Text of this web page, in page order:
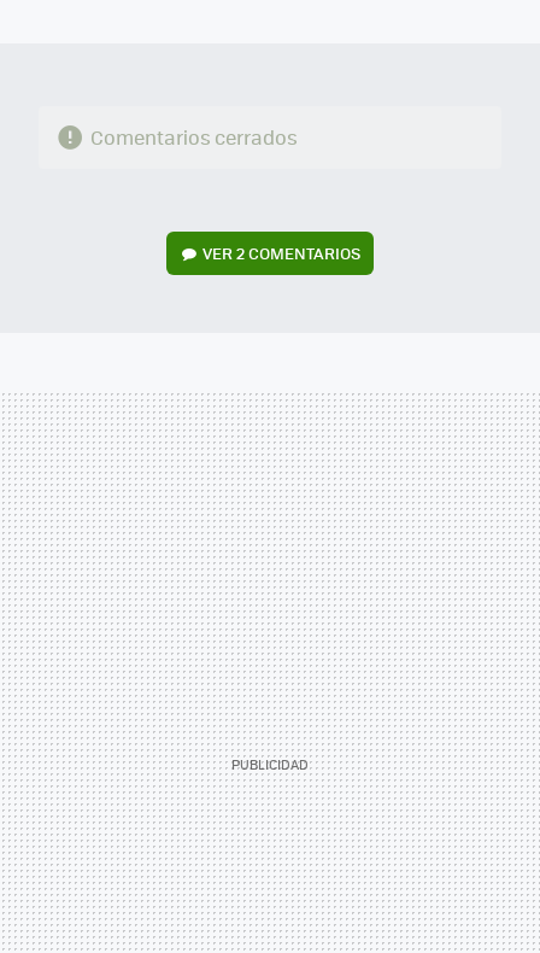
Comentarios cerrados
VER2 COMENTARIOS